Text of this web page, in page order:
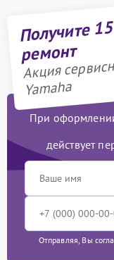
Получите
ремонт
Акция
Yamaha
При
действует
Отправляя, Вы